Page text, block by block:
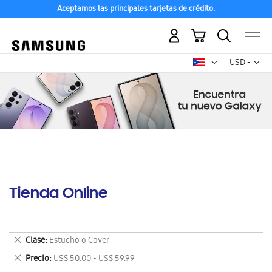
Aceptamos las principales tarjetas de crédito.
USD -
dólar
Mi carrito
Tienda Online
Clase Estucho o Cover
Eliminar
este
artículo
Precio US$ 50.00 - US$ 59.99
Eliminar